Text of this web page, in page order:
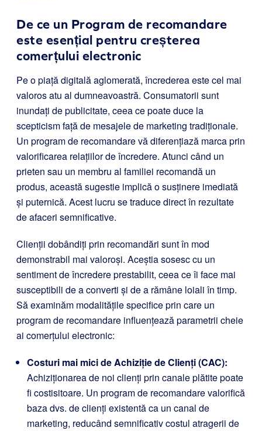
De ce un Program de recomandare
este esențial pentru creșterea
comerțului electronic
Pe o piață digitală aglomerată, încrederea este cel mai
valoros atu al dumneavoastră. Consumatorii sunt
inundați de publicitate, ceea ce poate duce la
scepticism față de mesajele de marketing tradiționale.
Un program de recomandare vă diferențiază marca prin
valorificarea relațiilor de încredere. Atunci când un
prieten sau un membru al familiei recomandă un
produs, această sugestie implică o susținere imediată
și puternică. Acest lucru se traduce direct în rezultate
de afaceri semnificative.
Clienții dobândiți prin recomandări sunt în mod
demonstrabil mai valoroși. Aceștia sosesc cu un
sentiment de încredere prestabilit, ceea ce îi face mai
susceptibili de a converti și de a rămâne loiali în timp.
Să examinăm modalitățile specifice prin care un
program de recomandare influențează parametrii cheie
ai comerțului electronic:
Costuri mai mici de Achiziție de Clienți (CAC):
Achiziționarea de noi clienți prin canale plătite poate
fi costisitoare. Un program de recomandare valorifică
baza dvs. de clienți existentă ca un canal de
marketing, reducând semnificativ costul atragerii de